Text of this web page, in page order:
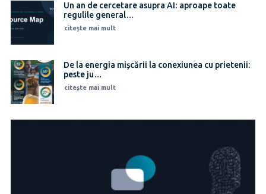
Un an de cercetare asupra AI: aproape toate
regulile general…
citește mai mult
De la energia mișcării la conexiunea cu prietenii:
peste ju…
citește mai mult